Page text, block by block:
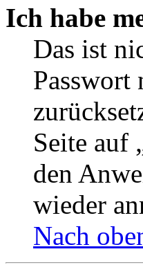
Ich habe
Das ist
Passwort
Seite auf
den
wieder
Nach